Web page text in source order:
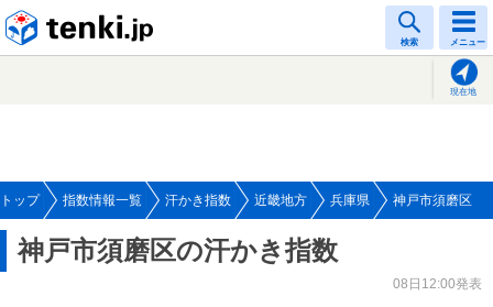
検索 メニュー
現在地
トップ 指数情報一覧 汗かき指数 近畿地方 兵庫県 神戸市須磨区
神戸市須磨区の汗かき指数
08日12:00発表